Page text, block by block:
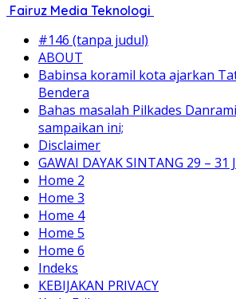
Fairuz Media Teknologi
#146 (tanpa judul)
ABOUT
Babinsa koramil kota ajarkan
Bendera
Bahas masalah Pilkades
sampaikan ini;
Disclaimer
GAWAI DAYAK SINTANG 29 – 31
Home 2
Home 3
Home 4
Home 5
Home 6
Indeks
KEBIJAKAN PRIVACY